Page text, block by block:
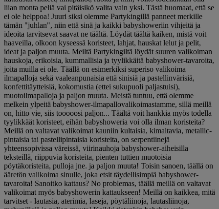
liian monta peliä vai pitäisikö valita vain yksi. Tästä huomaat, että se
ei ole helppoa! Juuri siksi olemme Partykingillä panneet merkille
tämän "juhlan", niin että sinä ja kaikki babyshoweriin vihjeitä ja
ideoita tarvitsevat saavat ne täältä. Löydät täältä kaiken, mistä voit
haaveilla, olkoon kyseessä koristeet, lahjat, hauskat lelut ja pelit,
ideat ja paljon muuta. Meiltä Partykingiltä löydät suuren valikoiman
hauskoja, erikoisia, kummallisia ja tyylikkäitä babyshower-tavaroita,
joita muilla ei ole. Täällä on esimerkiksi superiso valikoima
ilmapalloja sekä vaaleanpunaisia että sinisiä ja pastellinvärisiä,
konfettitäytteisiä, kokomustia (ettei sukupuoli paljastuisi),
muotoilmapalloja ja paljon muuta. Meistä tuntuu, että olemme
melkein ylpeitä babyshower-ilmapallovalikoimastamme, sillä meillä
on, hitto vie, siis tooooosi paljon... Täältä voit hankkia myös todella
tyylikkäät koristeet, eihän babyshoweria voi olla ilman koristeita?
Meillä on valtavat valikoimat kauniin kultaisia, kimaltavia, metallic-
pintaisia tai pastellipintaisia koristeita, on serpentiinejä
yhteensopivissa väreissä, viirinauhoja babyshower-aiheisilla
teksteillä, riippuvia koristeita, pienten tuttien muotoisia
pöytäkoristeita, pulloja jne. ja paljon muuta! Toisin sanoen, täällä on
ääretön valikoima sinulle, joka etsit täydellisimpiä babyshower-
tavaroita! Sanoitko kattaus? No problemas, täällä meillä on valtavat
valikoimat myös babyshowerin kattaukseen! Meillä on kaikkea, mitä
tarvitset - lautasia, aterimia, laseja, pöytäliinoja, lautasliinoja,